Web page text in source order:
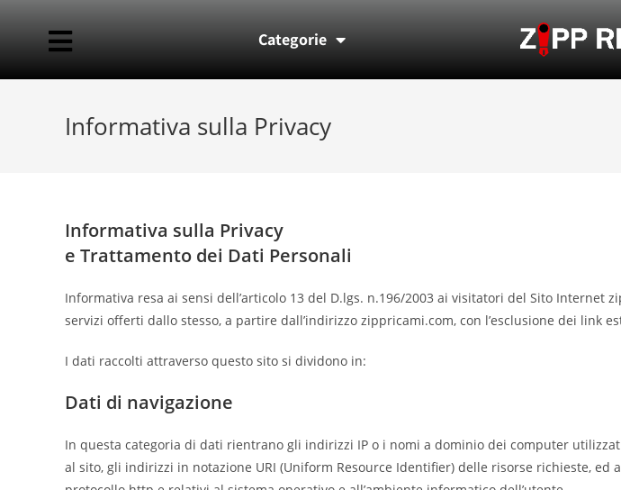
Categorie
Informativa sulla Privacy
Informativa sulla Privacy
e Trattamento dei Dati Personali
Informativa resa ai sensi dell’articolo 13 del D.lgs. n.196/2003 ai visitatori del Sito Internet
servizi offerti dallo stesso, a partire dall’indirizzo zippricami.com, con l’esclusione dei link
I dati raccolti attraverso questo sito si dividono in:
Dati di navigazione
In questa categoria di dati rientrano gli indirizzi IP o i nomi a dominio dei computer
al sito, gli indirizzi in notazione URI (Uniform Resource Identifier) delle risorse richieste, ed